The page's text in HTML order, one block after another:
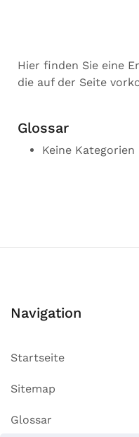
Hier finden Sie eine
die auf der Seite
Glossar
Keine Kategorien
Navigation
Startseite
Sitemap
Glossar